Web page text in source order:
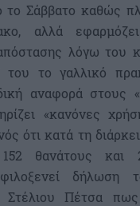
το Σάββατο καθώς
αλλά
λόγω του
το γαλλικό
αναφορά στους
«κανόνες
ότι κατά τη
θανάτους και
δήλωση
Στέλιου Πέτσα πως